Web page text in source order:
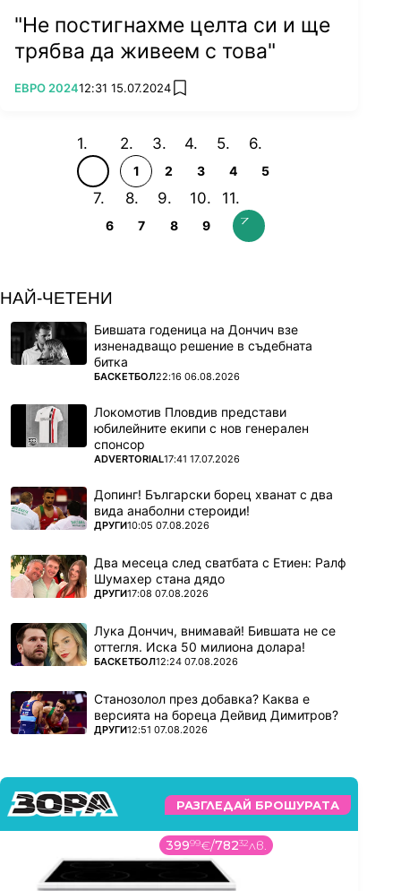
"Не постигнахме целта си и ще
трябва да живеем с това"
ПОВЕЧЕ ОТ
ЕВРО 202412:31 15.07.2024 add favorites
1 2 3 4 5
6 7 8 9
НАЙ-ЧЕТЕНИ
Бившата годеница на Дончич взе
изненадващо решение в съдебната
битка
ПОВЕЧЕ ОТ
БАСКЕТБОЛ22:16 06.08.2026
Локомотив Пловдив представи
юбилейните екипи с нов генерален
спонсор
ПОВЕЧЕ ОТ
ADVERTORIAL17:41 17.07.2026
Допинг! Български борец хванат с два
вида анаболни стероиди!
ПОВЕЧЕ ОТ
ДРУГИ10:05 07.08.2026
Два месеца след сватбата с Етиен: Ралф
Шумахер стана дядо
ПОВЕЧЕ ОТ
ДРУГИ17:08 07.08.2026
Лука Дончич, внимавай! Бившата не се
оттегля. Иска 50 милиона долара!
ПОВЕЧЕ ОТ
БАСКЕТБОЛ12:24 07.08.2026
Станозолол през добавка? Каква е
версията на бореца Дейвид Димитров?
ПОВЕЧЕ ОТ
ДРУГИ12:51 07.08.2026
РАЗГЛЕДАЙ БРОШУРАТА
39999€/78232лв.